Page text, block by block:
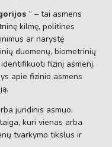
“ – tai asmens
kilmę, politines
ar narystę
duomenų, biometrinių
fizinį asmenį,
apie fizinio asmens
juridinis asmuo,
kuri vienas arba
tvarkymo tikslus ir